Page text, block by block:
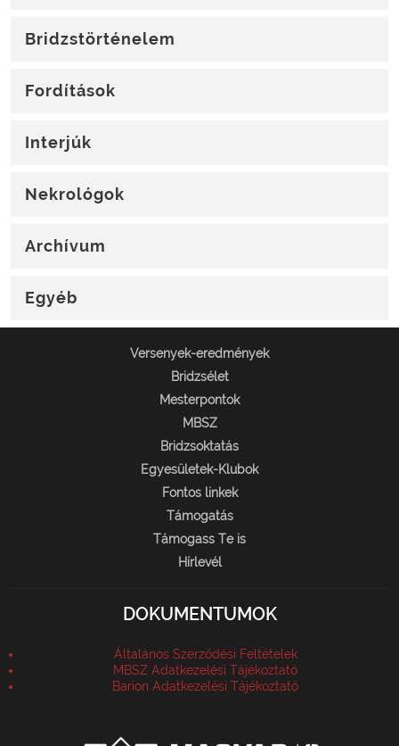
Bridzstörténelem
Fordítások
Interjúk
Nekrológok
Archívum
Egyéb
Versenyek-eredmények
Bridzsélet
Mesterpontok
MBSZ
Bridzsoktatás
Egyesületek-Klubok
Fontos linkek
Támogatás
Támogass Te is
Hírlevél
DOKUMENTUMOK
Általános Szerződési Feltételek
MBSZ Adatkezelési Tájékoztató
Barion Adatkezelési Tájékoztató